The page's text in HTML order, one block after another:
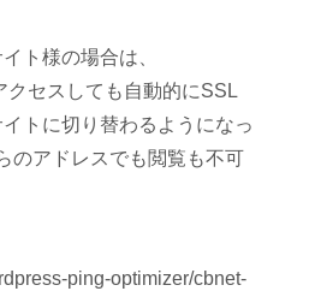
ト様の場合は、
クセスしても自動的にSSL
トに切り替わるようになっ
のアドレスでも閲覧も不可
ping-optimizer/cbnet-